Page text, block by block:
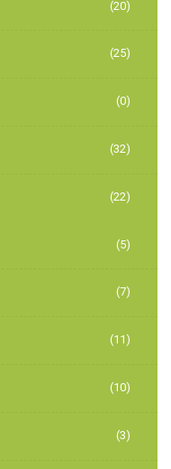
(20)
(25)
(0)
(32)
(22)
(5)
(7)
(11)
(10)
(3)